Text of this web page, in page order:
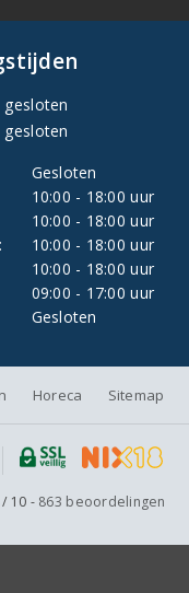
gesloten
gesloten
Gesloten
10:00 - 18:00 uur
10:00 - 18:00 uur
10:00 - 18:00 uur
10:00 - 18:00 uur
09:00 - 17:00 uur
Gesloten
Horeca Sitemap
/ 10 - 863 beoordelingen